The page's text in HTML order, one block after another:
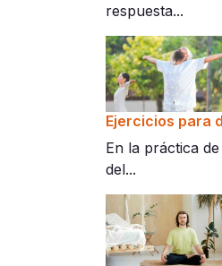
respuesta...
Ejercicios para
En la práctica
del...